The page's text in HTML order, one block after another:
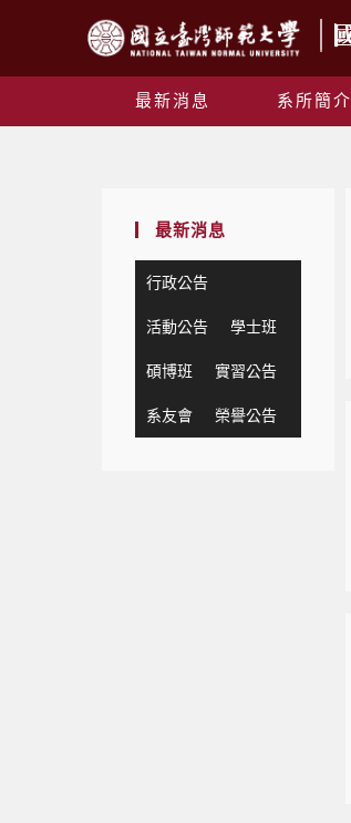
最新消息 系所簡介
最新消息
行政公告
活動公告 學士班
碩博班 實習公告
系友會 榮譽公告